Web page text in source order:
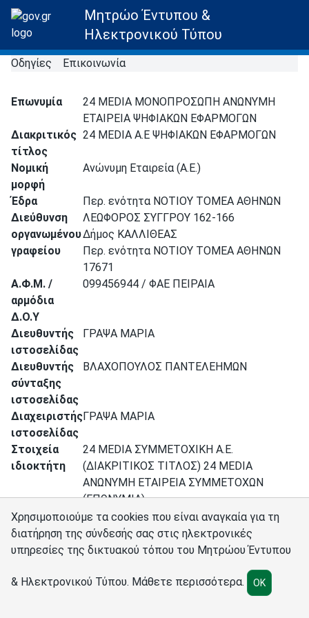
Μητρώο Έντυπου &
Ηλεκτρονικού Τύπου
Οδηγίες Επικοινωνία
Επωνυμία
24 MEDIA ΜΟΝΟΠΡΟΣΩΠΗ ΑΝΩΝΥΜΗ
ΕΤΑΙΡΕΙΑ ΨΗΦΙΑΚΩΝ ΕΦΑΡΜΟΓΩΝ
Διακριτικός
τίτλος
24 MEDIA Α.Ε ΨΗΦΙΑΚΩΝ ΕΦΑΡΜΟΓΩΝ
Νομική
μορφή
Ανώνυμη Εταιρεία (Α.Ε.)
Έδρα
Περ. ενότητα ΝΟΤΙΟΥ ΤΟΜΕΑ ΑΘΗΝΩΝ
Διεύθυνση
οργανωμένου
γραφείου
ΛΕΩΦΟΡΟΣ ΣΥΓΓΡΟΥ 162-166
Δήμος ΚΑΛΛΙΘΕΑΣ
Περ. ενότητα ΝΟΤΙΟΥ ΤΟΜΕΑ ΑΘΗΝΩΝ
17671
Α.Φ.Μ. /
αρμόδια
Δ.Ο.Υ
099456944 / ΦΑΕ ΠΕΙΡΑΙΑ
Διευθυντής
ιστοσελίδας
ΓΡΑΨΑ ΜΑΡΙΑ
Διευθυντής
σύνταξης
ιστοσελίδας
ΒΛΑΧΟΠΟΥΛΟΣ ΠΑΝΤΕΛΕΗΜΩΝ
Διαχειριστής
ιστοσελίδας
ΓΡΑΨΑ ΜΑΡΙΑ
Στοιχεία
ιδιοκτήτη
24 MEDIA ΣΥΜΜΕΤΟΧΙΚΗ Α.Ε.
(ΔΙΑΚΡΙΤΙΚΟΣ ΤΙΤΛΟΣ) 24 MEDIA
ΑΝΩΝΥΜΗ ΕΤΑΙΡΕΙΑ ΣΥΜΜΕΤΟΧΩΝ
(ΕΠΩΝΥΜΙΑ)
Ιστοσελίδα
www.contra.gr
Ρυθμίσεις cookies
Χρησιμοποιούμε τα cookies που είναι αναγκαία για τη
διατήρηση της σύνδεσής σας στις ηλεκτρονικές
υπηρεσίες της δικτυακού τόπου του Μητρώου Έντυπου
& Ηλεκτρονικού Τύπου. Μάθετε περισσότερα. OK